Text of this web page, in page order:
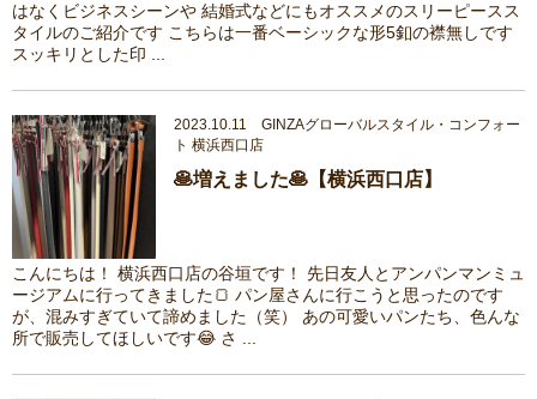
はなくビジネスシーンや 結婚式などにもオススメのスリーピースス
タイルのご紹介です こちらは一番ベーシックな形5釦の襟無しです
スッキリとした印 ...
2023.10.11 GINZAグローバルスタイル・コンフォー
ト 横浜西口店
🥞増えました🥞【横浜西口店】
こんにちは！ 横浜西口店の谷垣です！ 先日友人とアンパンマンミュ
ージアムに行ってきました🍞 パン屋さんに行こうと思ったのです
が、混みすぎていて諦めました（笑） あの可愛いパンたち、色んな
所で販売してほしいです😂 さ ...